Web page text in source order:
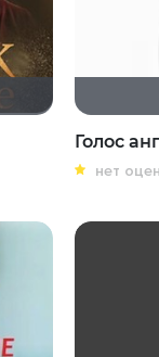
Голос
нет